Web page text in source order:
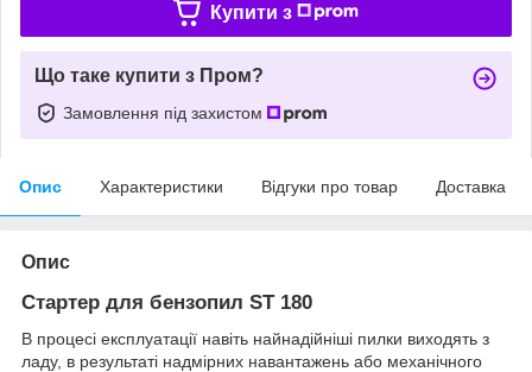
Купити з
Що таке купити з Пром?
Замовлення під захистом
Опис Характеристики Відгуки про товар Доставка
Опис
Стартер для бензопил ST 180
В процесі експлуатації навіть найнадійніші пилки виходять з
ладу, в результаті надмірних навантажень або механічного